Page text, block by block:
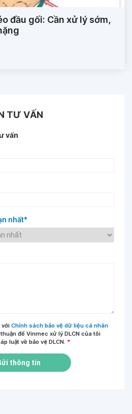
đầu gối: Cần xử lý sớm,
TƯ VẤN
vấn
nhất*
với Chính sách bảo vệ dữ liệu cá nhân
để Vinmec xử lý DLCN của tôi
luật về bảo vệ DLCN. *
thông tin